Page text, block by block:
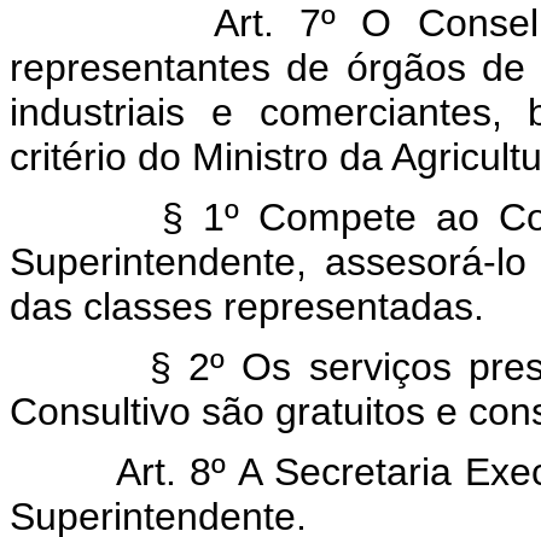
Art. 7º O
representantes de órgãos
industriais e
critério do Ministro da
§ 1º Compete ao
Superintendente, assesorá-
das classes representadas.
§ 2º Os serviços
Consultivo são gratuitos e
Art. 8º A Secretaria
Superintendente.